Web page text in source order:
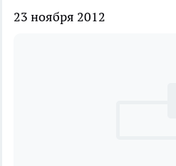
23 ноября 2012